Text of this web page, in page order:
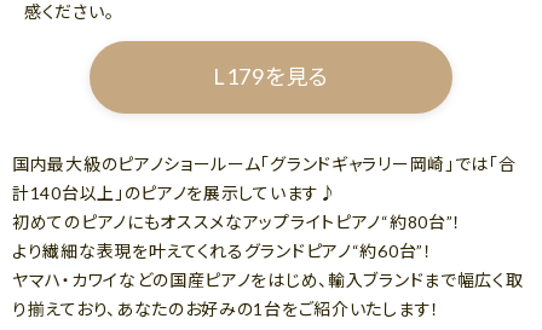
感ください。
L179を見る
国内最大級のピアノショールーム「グランドギャラリー岡崎」では「合
計140台以上」のピアノを展示しています♪
初めてのピアノにもオススメなアップライトピアノ“約80台”！
より繊細な表現を叶えてくれるグランドピアノ“約60台”！
ヤマハ・カワイなどの国産ピアノをはじめ、輸入ブランドまで幅広く取
り揃えており、あなたのお好みの1台をご紹介いたします！